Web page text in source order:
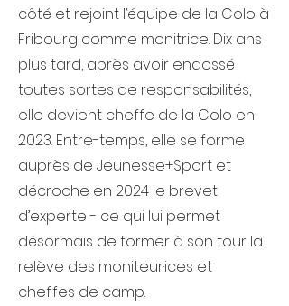
côté et rejoint l’équipe de la Colo à
Fribourg comme monitrice. Dix ans
plus tard, après avoir endossé
toutes sortes de responsabilités,
elle devient cheffe de la Colo en
2023. Entre-temps, elle se forme
auprès de Jeunesse+Sport et
décroche en 2024 le brevet
d’experte - ce qui lui permet
désormais de former à son tour la
relève des moniteur·ices et
chef·fes de camp.